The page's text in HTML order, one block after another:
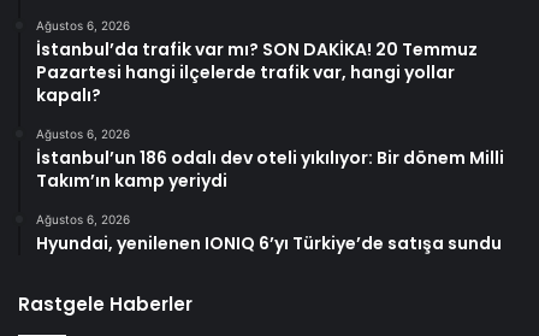
Ağustos 6, 2026
İstanbul’da trafik var mı? SON DAKİKA! 20 Temmuz
Pazartesi hangi ilçelerde trafik var, hangi yollar
kapalı?
Ağustos 6, 2026
İstanbul’un 186 odalı dev oteli yıkılıyor: Bir dönem Milli
Takım’ın kamp yeriydi
Ağustos 6, 2026
Hyundai, yenilenen IONIQ 6’yı Türkiye’de satışa sundu
Rastgele Haberler